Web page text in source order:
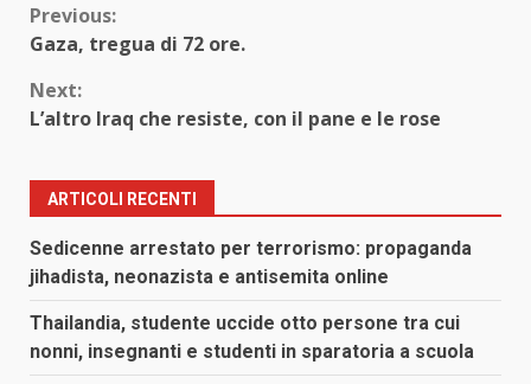
Continue
Reading
Previous:
Gaza, tregua di 72 ore.
Next:
L’altro Iraq che resiste, con il pane e le rose
ARTICOLI RECENTI
Sedicenne arrestato per terrorismo: propaganda
jihadista, neonazista e antisemita online
Thailandia, studente uccide otto persone tra cui
nonni, insegnanti e studenti in sparatoria a scuola